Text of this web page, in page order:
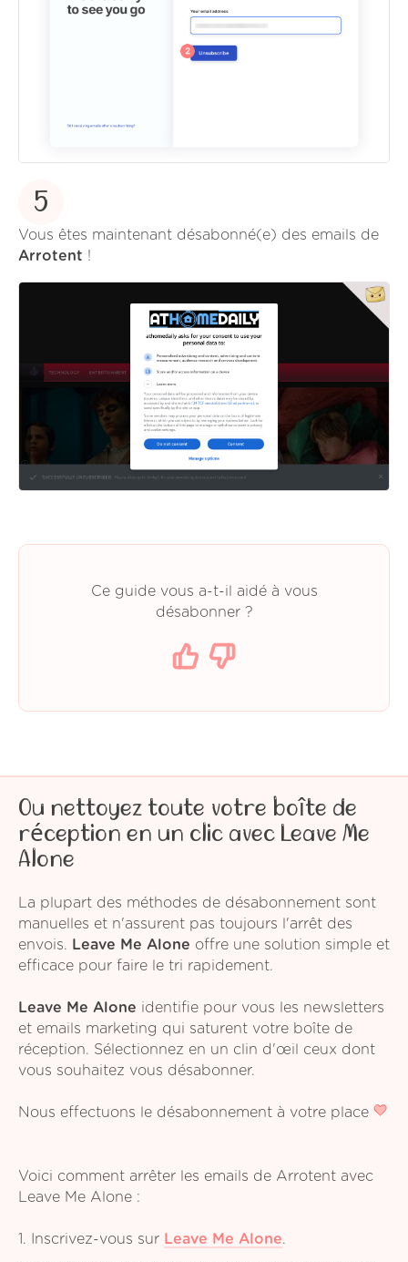
5
Vous êtes maintenant désabonné(e) des emails de
Arrotent !
Ce guide vous a-t-il aidé à vous
désabonner ?
Ou nettoyez toute votre boîte de
réception en un clic avec Leave Me
Alone
La plupart des méthodes de désabonnement sont
manuelles et n'assurent pas toujours l'arrêt des
envois.
Leave Me Alone offre une solution simple et
efficace pour faire le tri rapidement.
Leave Me Alone identifie pour vous les newsletters
et emails marketing qui saturent votre boîte de
réception. Sélectionnez en un clin d'œil ceux dont
vous souhaitez vous désabonner.
Nous effectuons le désabonnement à votre place
Voici comment arrêter les emails de Arrotent avec
Leave Me Alone :
1. Inscrivez-vous sur Leave Me Alone.